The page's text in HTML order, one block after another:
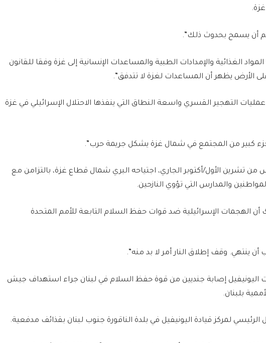
أن يسمح بحدوث ذلك”.
الغذائية والإمدادات الطبية والمساعدات الإنسانية إلى غزة وفقا للقانون
الأرض يظهر أن المساعدات لغزة لا تتدفق”.
التهجير القسري واسعة النطاق التي ينفذها الاحتلال الإسرائيلي في غزة
كبير من المجتمع في شمال غزة يشكل جريمة حرب”.
من تشرين الأول/أكتوبر الجاري، اجتياحه البري شمال قطاع غزة، بالتزامن مع
والمدارس التي تؤوي النازحين.
أن الهجمات الإسرائيلية ضد قوات حفظ السلام التابعة للأمم المتحدة
ينتهي. وقف إطلاق النار أمر لا بد منه”.
أعلنت اليونيفيل إصابة جنديين من قوة حفظ السلام في لبنان جراء استهداف جيش
بلبنان.
لمركز قيادة اليونيفيل في بلدة الناقورة جنوب لبنان بقذائف مدفعية.